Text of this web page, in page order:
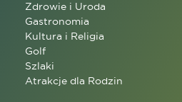
Zdrowie i Uroda
Gastronomia
Kultura i Religia
Golf
Szlaki
Atrakcje dla Rodzin